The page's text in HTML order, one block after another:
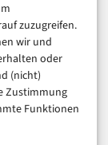
zuzugreifen.
wir und
oder
(nicht)
Zustimmung
Funktionen